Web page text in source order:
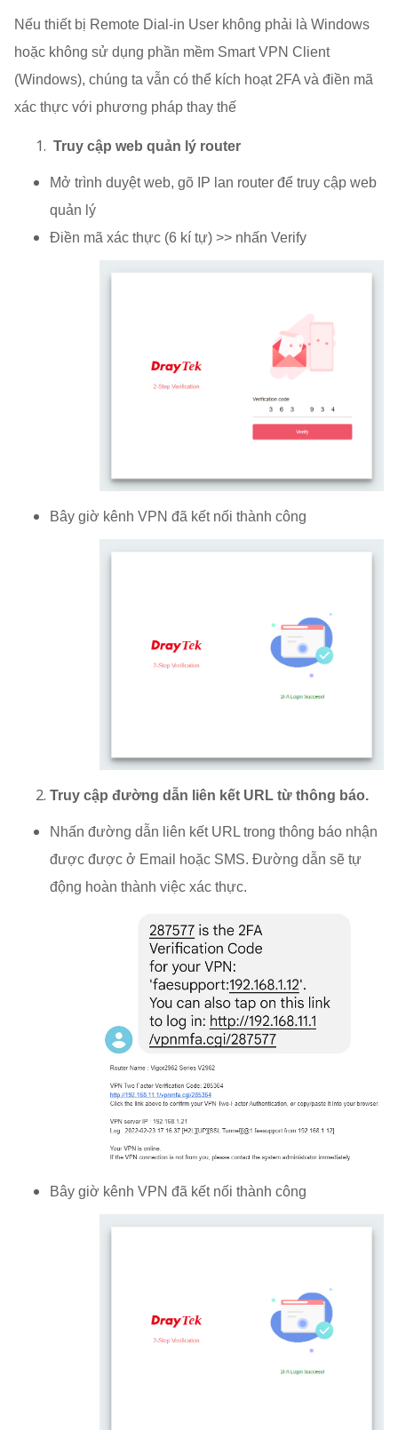
Nếu thiết bị Remote Dial-in User không phải là Windows
hoặc không sử dụng phần mềm Smart VPN Client
(Windows), chúng ta vẫn có thể kích hoạt 2FA và điền mã
xác thực với phương pháp thay thế
Truy cập web quản lý router
Mở trình duyệt web, gõ IP lan router để truy cập web
quản lý
Điền mã xác thực (6 kí tự) >> nhấn Verify
Bây giờ kênh VPN đã kết nối thành công
Truy cập đường dẫn liên kết URL từ thông báo.
Nhấn đường dẫn liên kết URL trong thông báo nhận
được được ở Email hoặc SMS. Đường dẫn sẽ tự
động hoàn thành việc xác thực.
Bây giờ kênh VPN đã kết nối thành công